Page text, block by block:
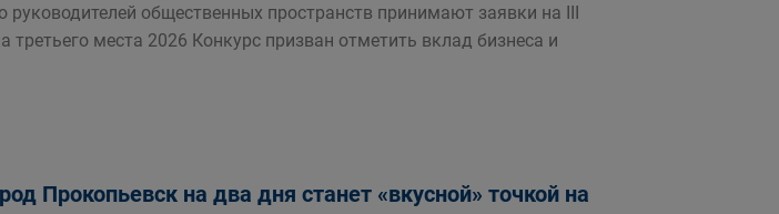
руководителей общественных пространств принимают заявки на III
третьего места 2026 Конкурс призван отметить вклад бизнеса и
Прокопьевск на два дня станет «вкусной» точкой на